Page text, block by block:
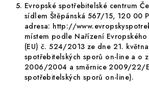
Evropské spotřebitelské centrum
sídlem Štěpánská 567/15, 120 00
adresa: http://
místem podle Nařízení
(EU) č. 524/2013 ze dne 21.
spotřebitelských sporů on-line a o
2006/2004 a směrnice 2009/22/
spotřebitelských sporů on-line).